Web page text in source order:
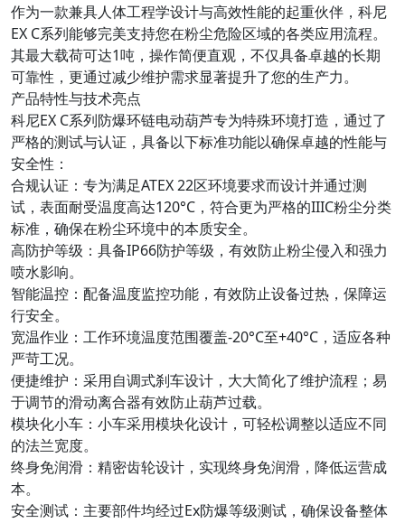
作为一款兼具人体工程学设计与高效性能的起重伙伴，科尼
EX C系列能够完美支持您在粉尘危险区域的各类应用流程。
其最大载荷可达1吨，操作简便直观，不仅具备卓越的长期
可靠性，更通过减少维护需求显著提升了您的生产力。
产品特性与技术亮点
科尼EX C系列防爆环链电动葫芦专为特殊环境打造，通过了
严格的测试与认证，具备以下标准功能以确保卓越的性能与
安全性：
合规认证：专为满足ATEX 22区环境要求而设计并通过测
试，表面耐受温度高达120°C，符合更为严格的IIIC粉尘分类
标准，确保在粉尘环境中的本质安全。
高防护等级：具备IP66防护等级，有效防止粉尘侵入和强力
喷水影响。
智能温控：配备温度监控功能，有效防止设备过热，保障运
行安全。
宽温作业：工作环境温度范围覆盖-20°C至+40°C，适应各种
严苛工况。
便捷维护：采用自调式刹车设计，大大简化了维护流程；易
于调节的滑动离合器有效防止葫芦过载。
模块化小车：小车采用模块化设计，可轻松调整以适应不同
的法兰宽度。
终身免润滑：精密齿轮设计，实现终身免润滑，降低运营成
本。
安全测试：主要部件均经过Ex防爆等级测试，确保设备整体